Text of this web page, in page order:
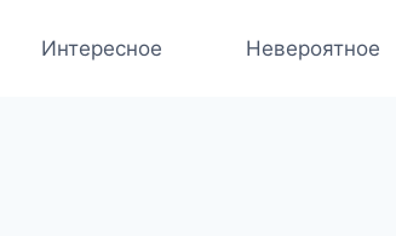
Интересное Невероятное